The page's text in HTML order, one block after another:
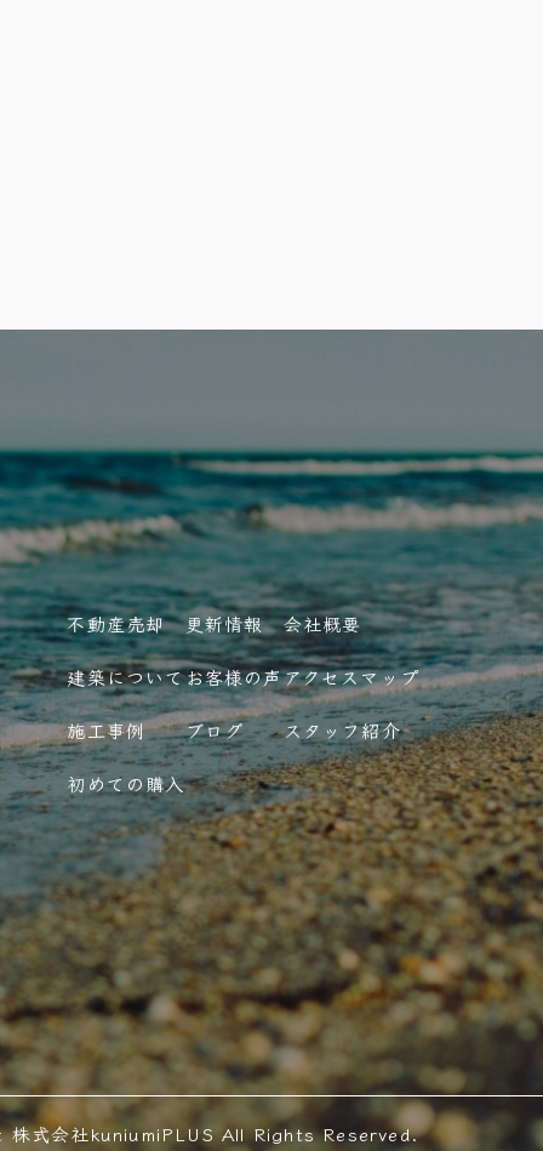
不動産売却
建築について
施工事例
初めての購入
更新情報
お客様の声
ブログ
会社概要
アクセスマップ
スタッフ紹介
式会社kuniumiPLUS All Rights Reserved.